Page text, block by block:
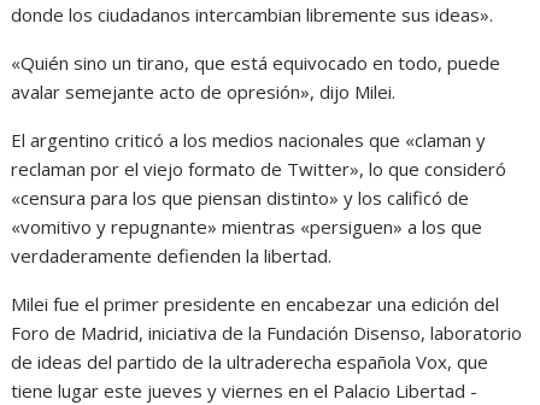
donde los ciudadanos intercambian libremente sus ideas».
«Quién sino un tirano, que está equivocado en todo, puede
avalar semejante acto de opresión», dijo Milei.
El argentino criticó a los medios nacionales que «claman y
reclaman por el viejo formato de Twitter», lo que consideró
«censura para los que piensan distinto» y los calificó de
«vomitivo y repugnante» mientras «persiguen» a los que
verdaderamente defienden la libertad.
Milei fue el primer presidente en encabezar una edición del
Foro de Madrid, iniciativa de la Fundación Disenso, laboratorio
de ideas del partido de la ultraderecha española Vox, que
tiene lugar este jueves y viernes en el Palacio Libertad -